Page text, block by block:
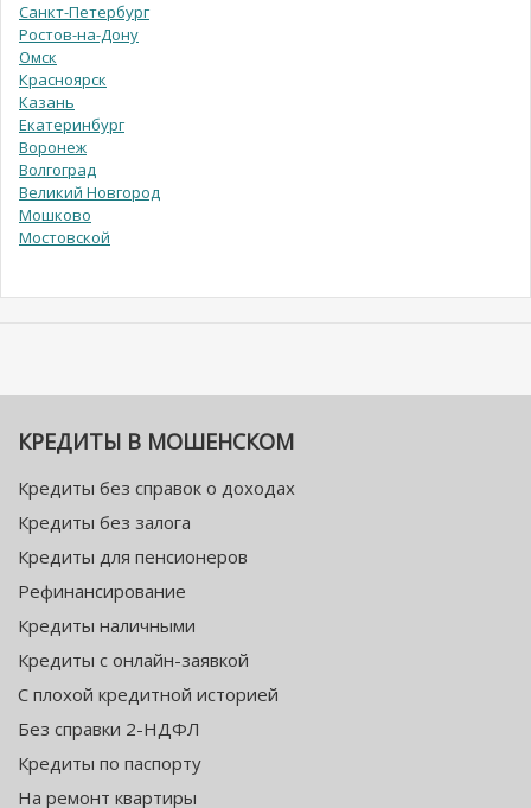
Санкт-Петербург
Ростов-на-Дону
Омск
Красноярск
Казань
Екатеринбург
Воронеж
Волгоград
Великий Новгород
Мошково
Мостовской
КРЕДИТЫ В МОШЕНСКОМ
Кредиты без справок о доходах
Кредиты без залога
Кредиты для пенсионеров
Рефинансирование
Кредиты наличными
Кредиты с онлайн-заявкой
С плохой кредитной историей
Без справки 2-НДФЛ
Кредиты по паспорту
На ремонт квартиры